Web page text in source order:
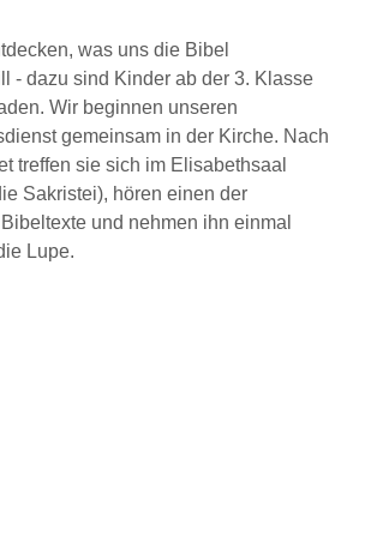
was uns die Bibel
- dazu sind Kinder ab der 3. Klasse
Wir beginnen unseren
gemeinsam in der Kirche. Nach
treffen sie sich im Elisabethsaal
Sakristei), hören einen der
und nehmen ihn einmal
Lupe.